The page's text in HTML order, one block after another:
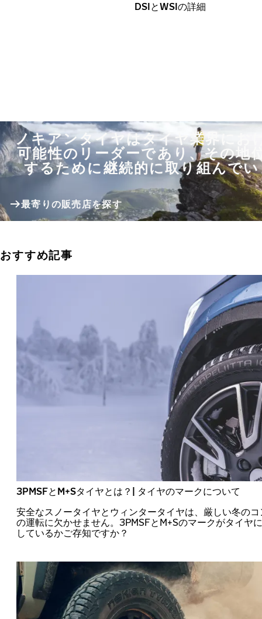
DSIとWSIの詳細
ノキアンタイヤはタイヤ業界にお
可能性のリーダーであり、その地
するために継続的に取り組んで
最寄りの販売店を探す
おすすめ記事
3PMSFとM+Sタイヤとは？| タイヤのマークについて
安全なスノータイヤとウィンタータイヤは、厳しい冬の
の運転に欠かせません。3PMSFとM+Sのマークがタイヤ
しているかご存知ですか？